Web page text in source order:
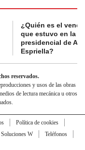
¿Quién es el
que estuvo en la
presidencial de
Espriella?
reservados.
y usos de las obras
de lectura mecánica u otros
Política de cookies
Soluciones W
Teléfonos